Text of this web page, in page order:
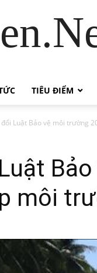
TIÊU ĐIỂM
đổi Luật Bảo vệ môi trường
môi